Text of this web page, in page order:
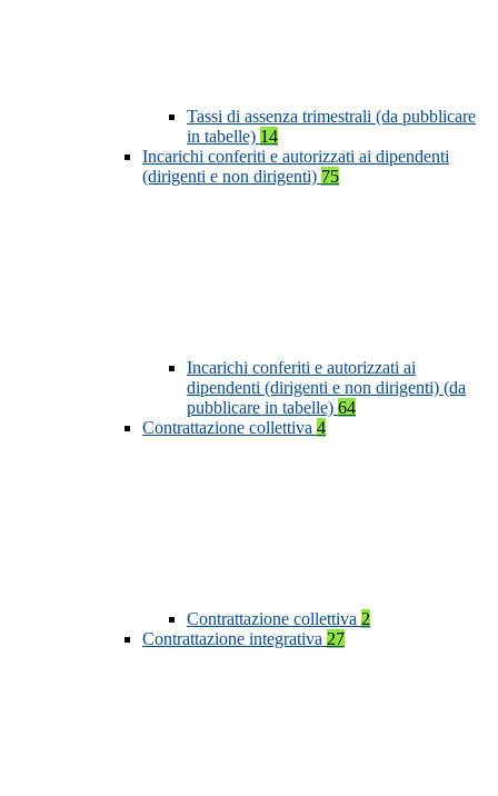
Tassi di assenza trimestrali (da pubblicare
in tabelle) 14
Incarichi conferiti e autorizzati ai dipendenti
(dirigenti e non dirigenti) 75
Incarichi conferiti e autorizzati ai
dipendenti (dirigenti e non dirigenti) (da
pubblicare in tabelle) 64
Contrattazione collettiva 4
Contrattazione collettiva 2
Contrattazione integrativa 27